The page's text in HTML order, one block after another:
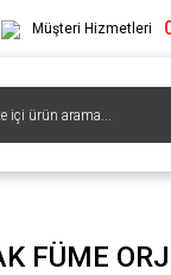
Müşteri Hizmetleri
FÜME